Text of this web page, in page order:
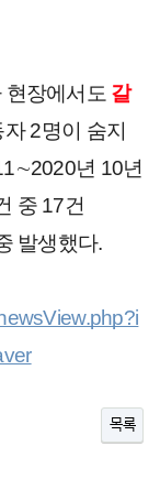
장에서도 갈
2명이 숨지
년 10년
중 17건
발생했다.
목록